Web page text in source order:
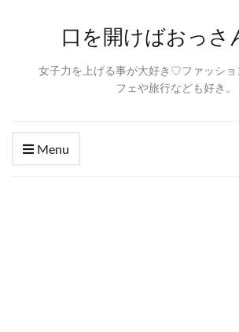
口を開けばおっさ
女子力を上げる事が大好き♡ファッショ
フェや旅行なども好き。
Menu